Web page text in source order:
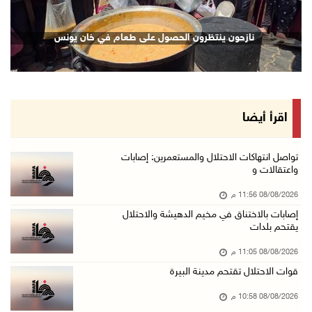
08/آب/2026 09:11 م
الاحتلال يقتحم كوبر شمال رام الله
08/آب/2026 08:27 م
إصابات بالاختناق خلال مواجهات مع الاحتلال في ...
الاحتلال ينصب حواجز طيارة في محيط مخيم طولكرم ...
مستعمرون يهاجمون قرية أبو فلاح
مستعمرون يقتحمون بلدة بيت عور التحتا وقرية جل ...
08/آب/2026 06:39 م
نازحون ينتظرون الحصول على طعام في خان يونس
اقرأ أيضا
تواصل انتهاكات الاحتلال والمستعمرين: إصابات
واعتقالات و
08/08/2026 11:56 م
إصابات بالاختناق في مخيم الدهيشة والاحتلال
يقتحم بلدات
08/08/2026 11:05 م
قوات الاحتلال تقتحم مدينة البيرة
08/08/2026 10:58 م